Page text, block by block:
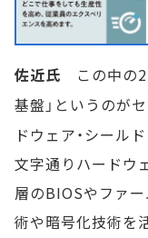
佐近氏 この中の2
基盤」というのが
ドウェア・シール
文字通りハードウ
層のBIOSやファ
術や暗号化技術を